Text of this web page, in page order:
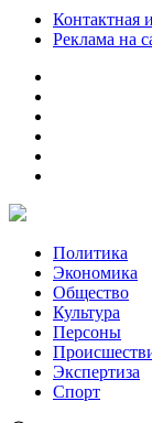
Контактная
Реклама на
Политика
Экономика
Общество
Культура
Персоны
Экспертиза
Спорт